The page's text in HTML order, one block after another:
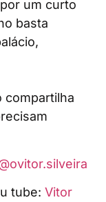
um curto
basta
compartilha
tube: Vitor